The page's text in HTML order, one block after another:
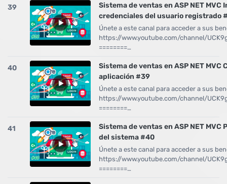
39
Sistema de ventas en ASP NET MVC
credenciales del usuario registrado
Únete a este canal para acceder a sus
https://www.youtube.com/channel/
========…
40
Sistema de ventas en ASP NET MVC
aplicación #39
Únete a este canal para acceder a sus
https://www.youtube.com/channel/
========…
41
Sistema de ventas en ASP NET MVC
del sistema #40
Únete a este canal para acceder a sus
https://www.youtube.com/channel/
========…